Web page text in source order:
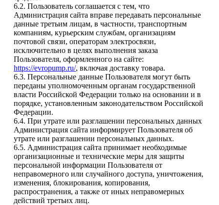
6.2. Пользователь соглашается с тем, что
Администрация сайта вправе передавать персональные
данные третьим лицам, в частности, транспортным
компаниям, курьерским службам, организациям
почтовой связи, операторам электросвязи,
исключительно в целях выполнения заказа
Пользователя, оформленного на cайте:
https://evropump.ru/, включая доставку товара.
6.3. Персональные данные Пользователя могут быть
переданы уполномоченным органам государственной
власти Российской Федерации только на основании и в
порядке, установленным законодательством Российской
Федерации.
6.4. При утрате или разглашении персональных данных
Администрация сайта информирует Пользователя об
утрате или разглашении персональных данных.
6.5. Администрация сайта принимает необходимые
организационные и технические меры для защиты
персональной информации Пользователя от
неправомерного или случайного доступа, уничтожения,
изменения, блокирования, копирования,
распространения, а также от иных неправомерных
действий третьих лиц.